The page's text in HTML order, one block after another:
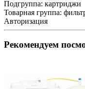
Подгруппа: картриджи
Товарная группа:
Авторизация
Рекомендуем